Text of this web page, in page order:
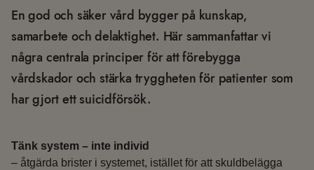
En god och säker vård bygger på kunskap,
samarbete och delaktighet. Här sammanfattar vi
några centrala principer för att förebygga
vårdskador och stärka tryggheten för patienter som
har gjort ett suicidförsök.
Tänk system – inte individ
– åtgärda brister i systemet, istället för att skuldbelägga